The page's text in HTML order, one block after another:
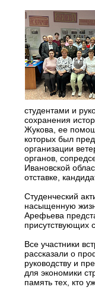
студентами и
сохранения
Жукова, ее
которых был
организации
органов,
Ивановской
отставке,
Студенческий
насыщенную
Арефьева
присутствующих
Все участники
рассказали о
руководству и
для экономики
память тех, кто